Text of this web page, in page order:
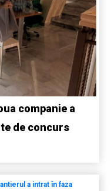
companie a
de concurs
a intrat în faza